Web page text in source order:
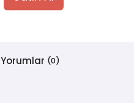
Yorumlar (0)